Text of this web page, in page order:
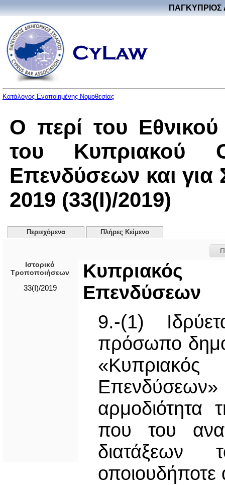
ΠΑΓΚΥΠΡΙΟΣ
Κατάλογος Ενοποιημένης Νομοθεσίας
Ο περί του
του Κυπριακού
Επενδύσεων και
2019 (33(I)/2019)
Περιεχόμενα Πλήρες Κείμενο
Ιστορικό
Τροποποιήσεων
33(I)/2019
Κυπριακός
Επενδύσεων
9.-(1)
πρόσωπο
αρμοδιότητα
που του